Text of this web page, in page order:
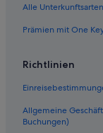
Hotels mit Yoga in
Hotels mit
Alle Unterkunftsarten
Prämien mit One
Richtlinien
Allgemeine
Buchungen)